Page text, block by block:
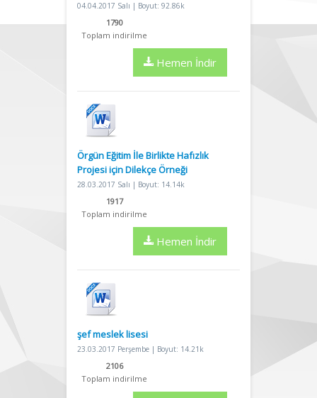
04.04.2017 Salı | Boyut: 92.86k
1790
Toplam indirilme
Hemen İndir
Örgün Eğitim İle Birlikte Hafızlık
Projesi için Dilekçe Örneği
28.03.2017 Salı | Boyut: 14.14k
1917
Toplam indirilme
Hemen İndir
şef meslek lisesi
23.03.2017 Perşembe | Boyut: 14.21k
2106
Toplam indirilme